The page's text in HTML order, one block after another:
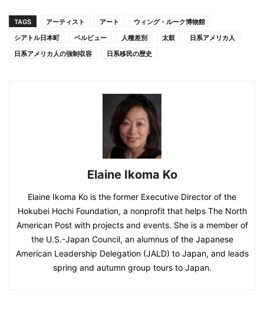
TAGS アーティスト アート
ウィング・ルーク博物館
シアトル日本町
ベルビュー 人種差別 太鼓
日系アメリカ人
日系アメリカ人の強制収容
日系移民の歴史
Elaine Ikoma Ko
Elaine Ikoma Ko is the former Executive Director of the
Hokubei Hochi Foundation, a nonprofit that helps The North
American Post with projects and events. She is a member of
the U.S.-Japan Council, an alumnus of the Japanese
American Leadership Delegation (JALD) to Japan, and leads
spring and autumn group tours to Japan.